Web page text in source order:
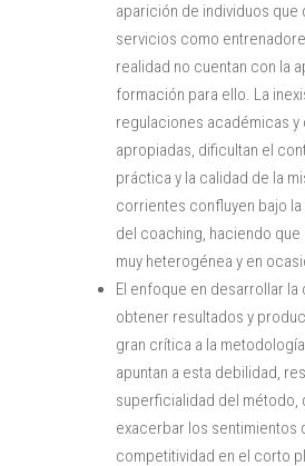
aparición de individuos que
servicios como
realidad no cuentan con la
formación para ello. La
regulaciones académicas
apropiadas, dificultan el
práctica y la calidad de la
corrientes confluyen bajo
del coaching, haciendo que
muy heterogénea y en
El enfoque en desarrollar
obtener resultados y
gran crítica a la
apuntan a esta debilidad,
superficialidad del método,
exacerbar los sentimientos
competitividad en el corto